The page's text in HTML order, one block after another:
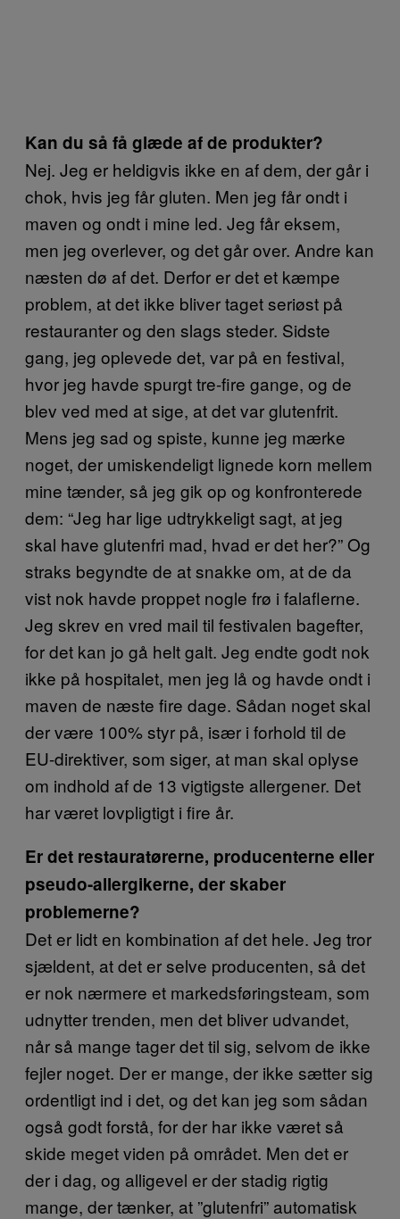
Kan du så få glæde af de produkter?
Nej. Jeg er heldigvis ikke en af dem, der går i
chok, hvis jeg får gluten. Men jeg får ondt i
maven og ondt i mine led. Jeg får eksem,
men jeg overlever, og det går over. Andre kan
næsten dø af det. Derfor er det et kæmpe
problem, at det ikke bliver taget seriøst på
restauranter og den slags steder. Sidste
gang, jeg oplevede det, var på en festival,
hvor jeg havde spurgt tre-fire gange, og de
blev ved med at sige, at det var glutenfrit.
Mens jeg sad og spiste, kunne jeg mærke
noget, der umiskendeligt lignede korn mellem
mine tænder, så jeg gik op og konfronterede
dem: “Jeg har lige udtrykkeligt sagt, at jeg
skal have glutenfri mad, hvad er det her?” Og
straks begyndte de at snakke om, at de da
vist nok havde proppet nogle frø i falaflerne.
Jeg skrev en vred mail til festivalen bagefter,
for det kan jo gå helt galt. Jeg endte godt nok
ikke på hospitalet, men jeg lå og havde ondt i
maven de næste fire dage. Sådan noget skal
der være 100% styr på, især i forhold til de
EU-direktiver, som siger, at man skal oplyse
om indhold af de 13 vigtigste allergener. Det
har været lovpligtigt i fire år.
Er det restauratørerne, producenterne eller
pseudo-allergikerne, der skaber
problemerne?
Det er lidt en kombination af det hele. Jeg tror
sjældent, at det er selve producenten, så det
er nok nærmere et markedsføringsteam, som
udnytter trenden, men det bliver udvandet,
når så mange tager det til sig, selvom de ikke
fejler noget. Der er mange, der ikke sætter sig
ordentligt ind i det, og det kan jeg som sådan
også godt forstå, for der har ikke været så
skide meget viden på området. Men det er
der i dag, og alligevel er der stadig rigtig
mange, der tænker, at ”glutenfri” automatisk